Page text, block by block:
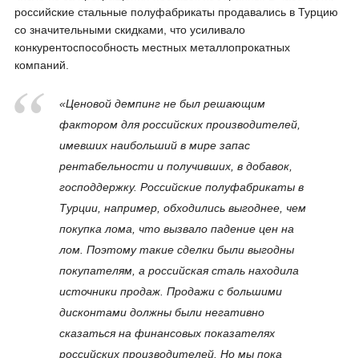
российские стальные полуфабрикаты продавались в Турцию
со значительными скидками, что усиливало
конкурентоспособность местных металлопрокатных
компаний.
«Ценовой демпинг не был решающим
фактором для российских производителей,
имевших наибольший в мире запас
рентабельности и получивших, в добавок,
господдержку. Российские полуфабрикаты в
Турции, например, обходились выгоднее, чем
покупка лома, что вызвало падение цен на
лом. Поэтому такие сделки были выгодны
покупателям, а российская сталь находила
источники продаж. Продажи с большими
дисконтами должны были негативно
сказаться на финансовых показателях
российских производителей. Но мы пока